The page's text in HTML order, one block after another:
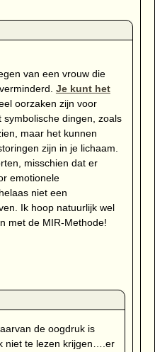
van een vrouw die
Je kunt het
oorzaken zijn voor
dingen, zoals
maar het kunnen
zijn in je lichaam.
misschien dat er
emotionele
niet een
Ik hoop natuurlijk wel
met de MIR-Methode!
de oogdruk is
niet te lezen krijgen….er